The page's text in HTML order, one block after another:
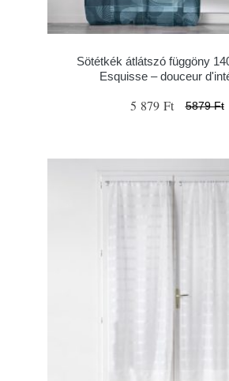
Sötétkék átlátszó függöny
Esquisse – douceur
5 879 Ft 5879 Ft